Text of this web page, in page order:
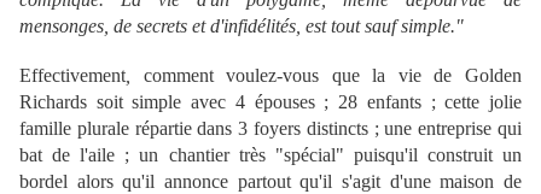
mensonges, de secrets et d'infidélités, est tout sauf simple."
Effectivement
comment voulez-vous que la vie de Golden
Richards soit simple avec 4 épouses ; 28 enfants ; cette jolie
famille plurale répartie dans 3 foyers distincts ; une entreprise qui
bat de l'aile ; un chantier très "spécial" puisqu'il construit un
bordel alors qu'il annonce partout qu'il s'agit d'une maison de